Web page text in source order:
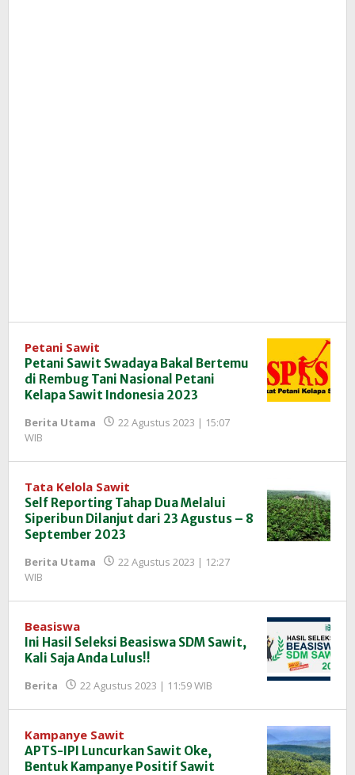
Petani Sawit
Petani Sawit Swadaya Bakal Bertemu
di Rembug Tani Nasional Petani
Kelapa Sawit Indonesia 2023
Berita Utama
22 Agustus 2023 | 15:07
WIB
InfoSAWIT
Tata Kelola Sawit
Self Reporting Tahap Dua Melalui
Siperibun Dilanjut dari 23 Agustus – 8
September 2023
Berita Utama
22 Agustus 2023 | 12:27
WIB
InfoSAWIT
Beasiswa
Ini Hasil Seleksi Beasiswa SDM Sawit,
Kali Saja Anda Lulus!!
Berita 22 Agustus 2023 | 11:59 WIB
InfoSAWIT
Kampanye Sawit
APTS-IPI Luncurkan Sawit Oke,
Bentuk Kampanye Positif Sawit